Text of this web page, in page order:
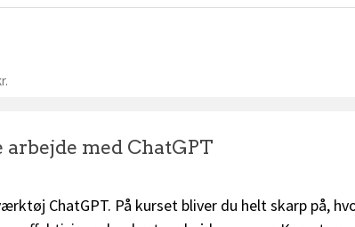
med ChatGPT
ChatGPT. På kurset bliver du helt skarp på,